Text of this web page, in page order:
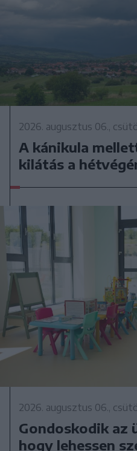
2026. augusztus 06.,
A kánikula
kilátás a
2026. augusztus 06.,
Gondoskodik az
hogy lehessen